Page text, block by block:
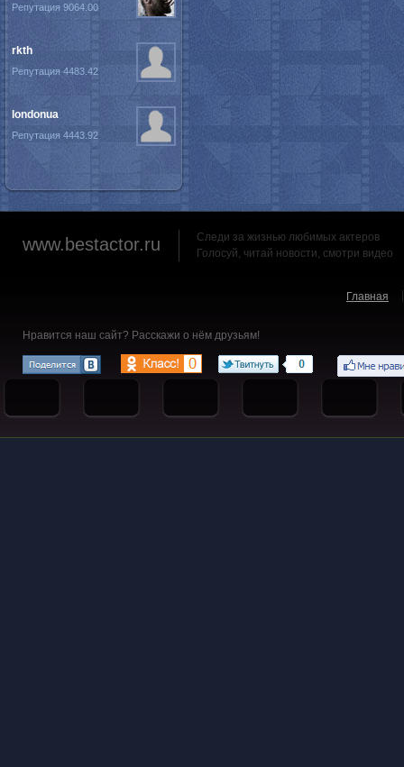
Репутация 9064.00
rkth
Репутация 4483.42
londonua
Репутация 4443.92
www.bestactor.ru
Следи за жизнью любимых актеров
Голосуй, читай новости, смотри видео
Главная
Нравится наш сайт? Расскажи о нём друзьям!